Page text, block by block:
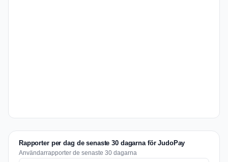
Rapporter per dag de senaste 30 dagarna för JudoPay
Användarrapporter de senaste 30 dagarna